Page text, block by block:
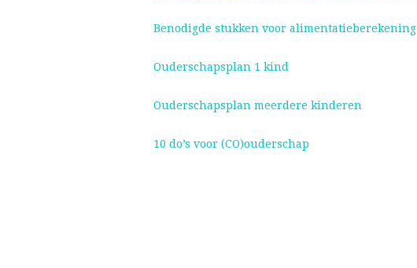
Benodigde stukken voor alimentatieberekening
Ouderschapsplan 1 kind
Ouderschapsplan meerdere kinderen
10 do’s voor (CO)ouderschap